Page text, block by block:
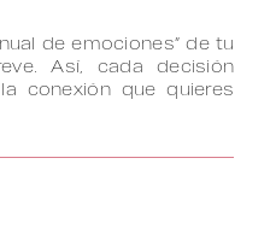
de emociones” de tu
Así, cada decisión
conexión que quieres